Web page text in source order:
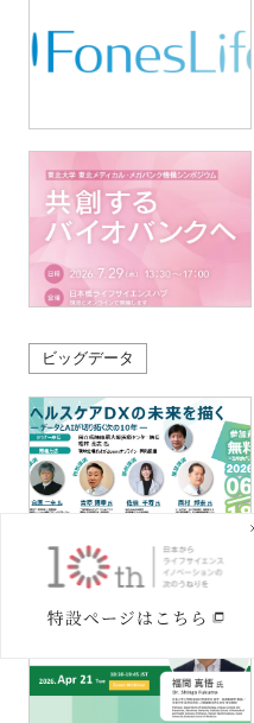
ビッグデータ